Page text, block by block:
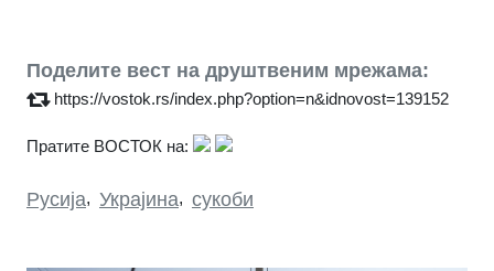
Поделите вест на друштвеним мрежама:
https://vostok.rs/index.php?option=n&idnovost=139152
Пратите ВОСТОК на:
Русија, Украјина, сукоби